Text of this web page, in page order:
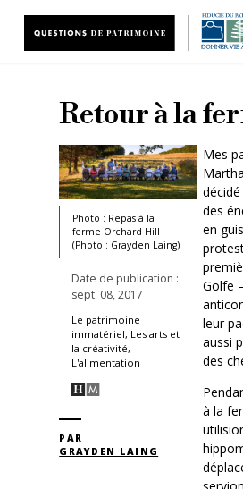
Retour à la
Photo : Repas à la
ferme Orchard Hill
(Photo : Grayden Laing)
Date de publication :
sept. 08, 2017
Le patrimoine
immatériel, Les arts et
la créativité,
L'alimentation
PAR
GRAYDEN LAING
Mes
des
en
Golfe
leur
aussi
des
à la